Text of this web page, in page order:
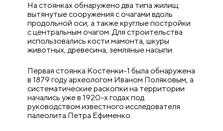
На стоянках обнаружено два типа жилищ:
вытянутые сооружения с очагами вдоль
продольной оси, а также круглые постройки
с центральным очагом. Для строительства
использовались кости мамонта, шкуры
животных, древесина, земляные насыпи.
Первая стоянка Костенки-1 была обнаружена
в 1879 году археологом Иваном Поляковым, а
систематические раскопки на территории
начались уже в 1920-х годах под
руководством известного исследователя
палеолита Петра Ефименко.